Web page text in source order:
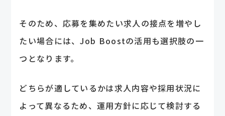
そのため、応募を集めたい求人の接点を増やし
たい場合には、Job Boostの活用も選択肢の一
つとなります。
どちらが適しているかは求人内容や採用状況に
よって異なるため、運用方針に応じて検討する